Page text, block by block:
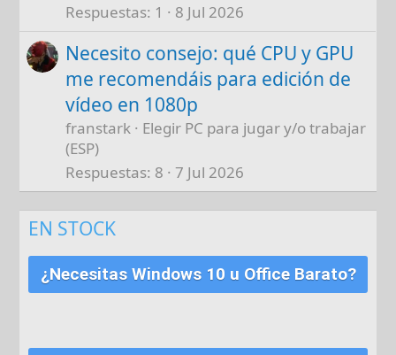
Respuestas 1 8 Jul 2026
Necesito consejo: qué CPU y GPU
me recomendáis para edición de
vídeo en 1080p
franstark
Elegir PC para jugar y/o trabajar
(ESP)
Respuestas 8 7 Jul 2026
EN STOCK
¿Necesitas Windows 10 u Office Barato?